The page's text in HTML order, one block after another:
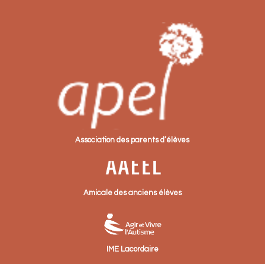
Association des parents d’élèves
Amicale des anciens élèves
IME Lacordaire